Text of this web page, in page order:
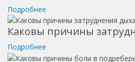
Подробнее
Каковы причины
Подробнее